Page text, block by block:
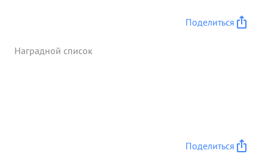
Поделиться
Наградной список
Поделиться